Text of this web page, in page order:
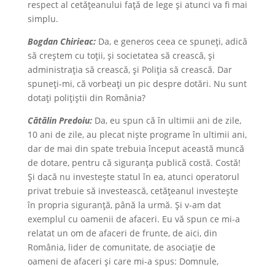
respect al cetățeanului față de lege și atunci va fi mai
simplu.
Bogdan Chirieac:Da, e generos ceea ce spuneți, adică
să creştem cu toții, și societatea să crească, și
administrația să crească, și Poliția să crească. Dar
spuneți-mi, că vorbeați un pic despre dotări. Nu sunt
dotați polițiștii din România?
Cătălin Predoiu:Da, eu spun că în ultimii ani de zile,
10 ani de zile, au plecat niște programe în ultimii ani,
dar de mai din spate trebuia început această muncă
de dotare, pentru că siguranța publică costă. Costă!
Şi dacă nu investește statul în ea, atunci operatorul
privat trebuie să investească, cetățeanul investește
în propria siguranță, până la urmă. Şi v-am dat
exemplul cu oamenii de afaceri. Eu vă spun ce mi-a
relatat un om de afaceri de frunte, de aici, din
România, lider de comunitate, de asociație de
oameni de afaceri și care mi-a spus: Domnule,